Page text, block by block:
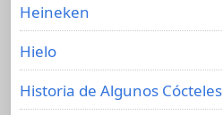
Heineken
Hielo
Historia de Algunos Cócteles